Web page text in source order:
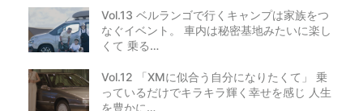
Vol.13 ベルランゴで行くキャンプは家族をつ
なぐイベント。 車内は秘密基地みたいに楽し
くて 乗る…
Vol.12 「XMに似合う自分になりたくて」 乗
っているだけでキラキラ輝く幸せを感じ 人生
を豊かに…